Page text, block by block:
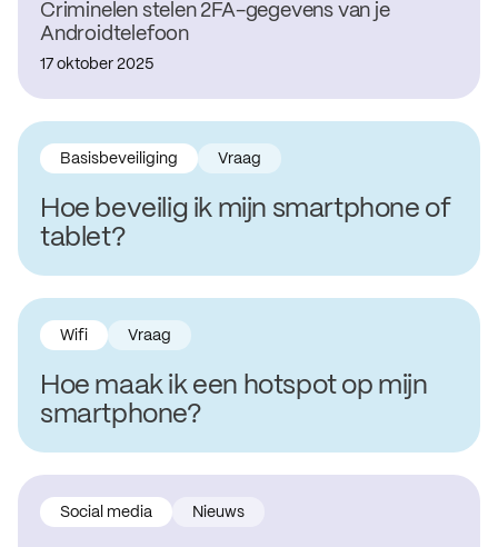
Criminelen stelen 2FA-gegevens van je
Androidtelefoon
17 oktober 2025
Hoe beveilig ik mijn smartphone of
tablet?
Basisbeveiliging Vraag
Hoe maak ik een hotspot op mijn
smartphone?
Wifi Vraag
Social media Nieuws